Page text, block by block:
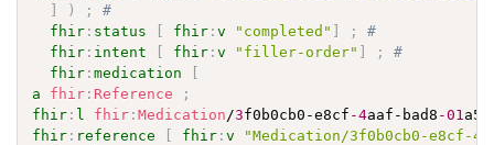
) ;
#
fhir : status fhir :v "completed" ;
#
fhir : intent fhir :v "filler-order" ;
#
fhir :medication
a
fhir : Reference
;
fhir : l fhir :Medication /3f0b0cb0-e8cf -4aaf-bad8 -01
fhir : reference fhir :v
"Medication/3f0b0cb0-e8cf-